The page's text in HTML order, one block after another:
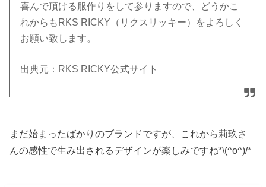
喜んで頂ける服作りをして参りますので、どうかこ
れからもRKS RICKY（リクスリッキー）をよろしく
お願い致します。
出典元：RKS RICKY公式サイト
まだ始まったばかりのブランドですが、これから莉玖さ
んの感性で生み出されるデザインが楽しみですね*\(^o^)/*